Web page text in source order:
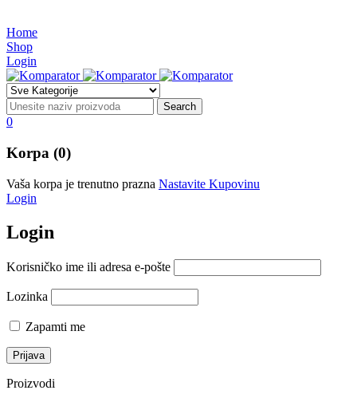
Home
Shop
Login
0
Korpa (0)
Vaša korpa je trenutno prazna Nastavite Kupovinu
Login
Login
Korisničko ime ili adresa e-pošte
Lozinka
Zapamti me
Proizvodi